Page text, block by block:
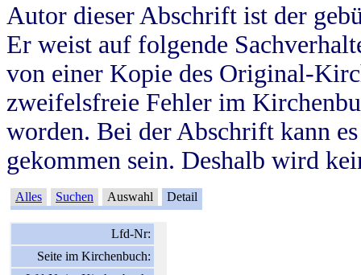
Autor dieser Abschrift ist der
Er weist auf folgende
von einer Kopie des Original-
zweifelsfreie Fehler im
worden. Bei der Abschrift kann
gekommen sein. Deshalb wird
Alles Suchen Auswahl Detail
Lfd-Nr:
Seite im Kirchenbuch: